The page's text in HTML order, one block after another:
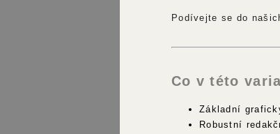
Podívejte se do
Co v této
Základní
Robustní